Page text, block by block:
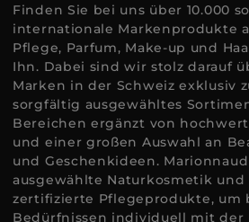
Finden Sie bei uns über 10.000
internationale Markenprodukte
Pflege, Parfum, Make-up und
Ihn. Dabei sind wir stolz darauf
Marken in der Schweiz exklusiv
sorgfältig ausgewähltes
Bereichen ergänzt von
und einer großen Auswahl an
und Geschenkideen.
ausgewählte Naturkosmetik und
zertifizierte Pflegeprodukte, um
Bedürfnissen individuell mit der